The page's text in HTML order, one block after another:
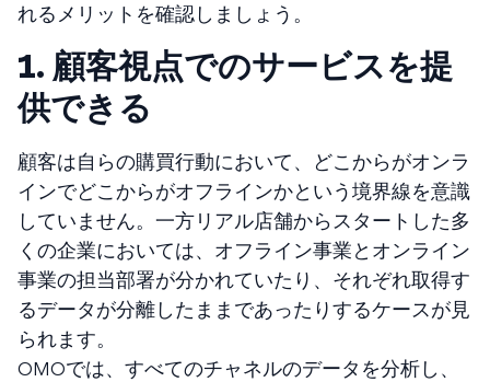
れるメリットを確認しましょう。
1. 顧客視点でのサービスを提
供できる
顧客は自らの購買行動において、どこからがオンラ
インでどこからがオフラインかという境界線を意識
していません。一方リアル店舗からスタートした多
くの企業においては、オフライン事業とオンライン
事業の担当部署が分かれていたり、それぞれ取得す
るデータが分離したままであったりするケースが見
られます。
OMOでは、すべてのチャネルのデータを分析し、